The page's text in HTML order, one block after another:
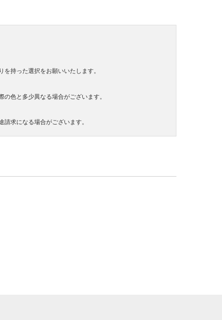
持った選択をお願いいたします。
色と多少異なる場合がございます。
求になる場合がございます。